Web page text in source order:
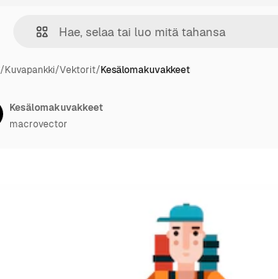
/Kuvapankki/Vektorit/Kesälomakuvakkeet
Kesälomakuvakkeet
macrovector